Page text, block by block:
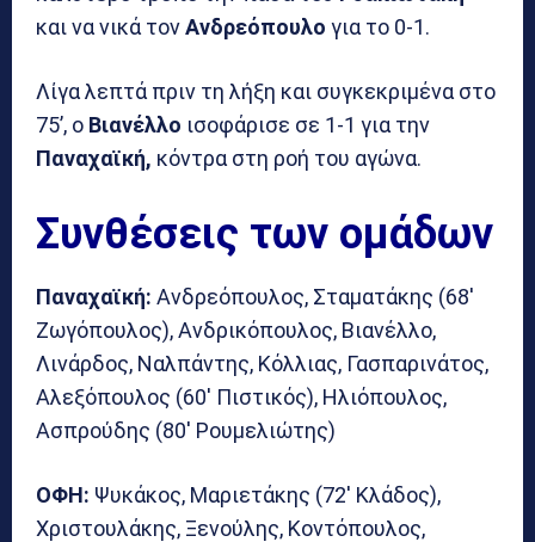
και να νικά τονΑνδρεόπουλο για το 0-1.
Λίγα λεπτά πριν τη λήξη και συγκεκριμένα στο
75’, ο Βιανέλλο ισοφάρισε σε 1-1 για την
Παναχαϊκή, κόντρα στη ροή του αγώνα.
Συνθέσεις των ομάδων
Παναχαϊκή: Ανδρεόπουλος, Σταματάκης (68′
Ζωγόπουλος), Ανδρικόπουλος, Βιανέλλο,
Λινάρδος, Ναλπάντης, Κόλλιας, Γασπαρινάτος,
Αλεξόπουλος (60′ Πιστικός), Ηλιόπουλος,
Ασπρούδης (80′ Ρουμελιώτης)
ΟΦΗ: Ψυκάκος, Μαριετάκης (72′ Κλάδος),
Χριστουλάκης, Ξενούλης, Κοντόπουλος,